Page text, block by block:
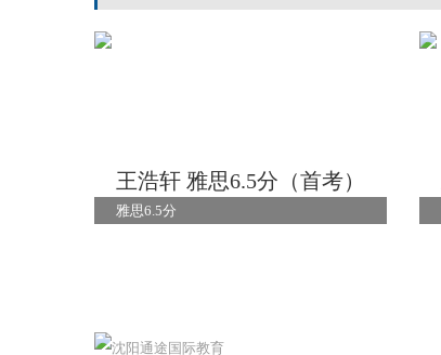
王浩轩 雅思6.5分（首考）
雅思6.5分